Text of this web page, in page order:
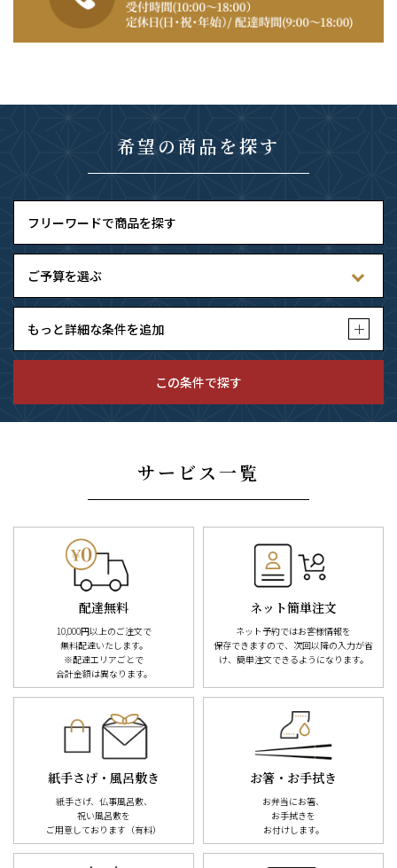
希望の商品を探す
もっと詳細な条件を追加
この条件で探す
サービス一覧
配達無料
10,000円以上のご注文で
無料配達いたします。
※配達エリアごとで
合計金額は異なります。
ネット簡単注文
ネット予約ではお客様情報を
保存できますので、次回以降の入力が省
け、簡単注文できるようになります。
紙手さげ・風呂敷き
紙手さげ、仏事風呂敷、
祝い風呂敷を
ご用意しております（有料）
お箸・お手拭き
お弁当にお箸、
お手拭きを
お付けします。